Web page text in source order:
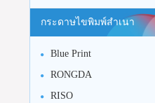
กระดาษไขพิมพ์สำเนา
Blue Print
RONGDA
RISO